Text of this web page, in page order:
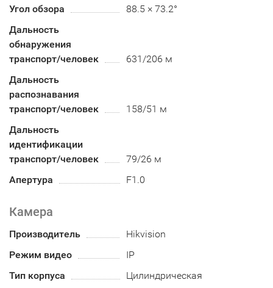
Угол обзора
88.5 × 73.2°
Дальность
обнаружения
транспорт/человек
631/206 м
Дальность
распознавания
транспорт/человек
158/51 м
Дальность
идентификации
транспорт/человек
79/26 м
Апертура
F1.0
Камера
Производитель
Hikvision
Режим видео
IP
Тип корпуса
Цилиндрическая